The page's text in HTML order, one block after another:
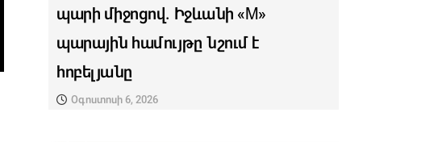
պարի միջոցով. Իջևանի «M»
պարային համույթը նշում է
հոբելյանը
Օգոստոսի 6, 2026